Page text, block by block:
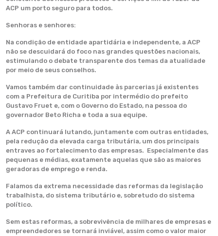
ACP um porto seguro para todos.
Senhoras e senhores:
Na condição de entidade apartidária e independente, a ACP
não se descuidará do foco nas grandes questões nacionais,
estimulando o debate transparente dos temas da atualidade
por meio de seus conselhos.
Vamos também dar continuidade às parcerias já existentes
com a Prefeitura de Curitiba por intermédio do prefeito
Gustavo Fruet e, com o Governo do Estado, na pessoa do
governador Beto Richa e toda a sua equipe.
A ACP continuará lutando, juntamente com outras entidades,
pela redução da elevada carga tributária, um dos principais
entraves ao fortalecimento das empresas. Especialmente das
pequenas e médias, exatamente aquelas que são as maiores
geradoras de emprego e renda.
Falamos da extrema necessidade das reformas da legislação
trabalhista, do sistema tributário e, sobretudo do sistema
político.
Sem estas reformas, a sobrevivência de milhares de empresas e
empreendedores se tornará inviável, assim como o valor maior